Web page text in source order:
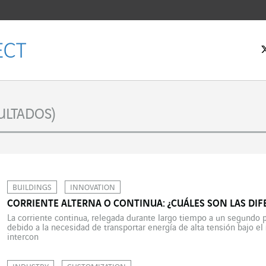
BUILDINGS INNOVATION
CORRIENTE ALTERNA O CONTINUA: ¿CUÁLES SON LAS
La corriente continua, relegada durante largo tiempo a un segundo
debido a la necesidad de transportar energía de alta tensión bajo
intercon